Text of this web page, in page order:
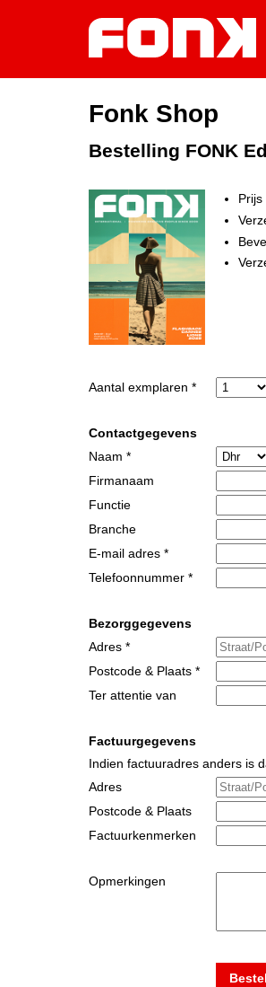
Fonk Shop
Bestelling FONK
Prijs
Aantal exmplaren *
Contactgegevens
Naam *
Firmanaam
Functie
Branche
E-mail adres *
Telefoonnummer *
Bezorggegevens
Adres *
Postcode & Plaats *
Ter attentie van
Factuurgegevens
Indien factuuradres anders is
Adres
Postcode & Plaats
Factuurkenmerken
Opmerkingen